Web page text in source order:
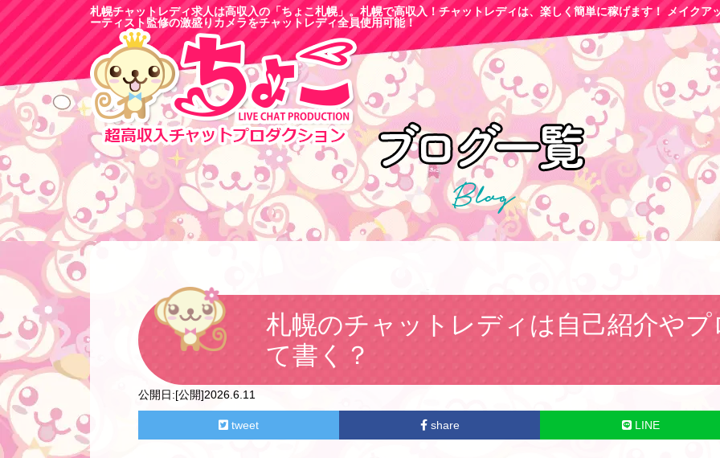
札幌チャットレディ求人は高収入の「ちょこ札幌」。札幌で高収入！チャットレディは、楽しく簡単に稼げます！ メイクア
ーティスト監修の激盛りカメラをチャットレディ全員使用可能！
札幌のチャットレディは自己紹介や
て書く？
公開日:[公開]2026.6.11
tweet share LINE